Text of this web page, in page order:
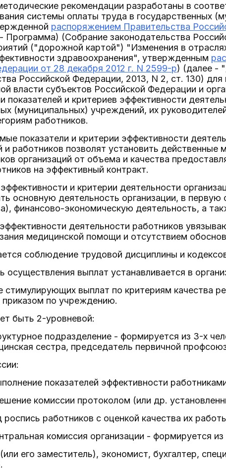
рекомендации разработаны в
системы оплаты труда в государственных
распоряжением Правительства
Программа) (Собрание законодательства
("дорожной картой") "Изменения в
здравоохранения", утвержденным
от 28 декабря 2012 г. N 2599-р) (далее -
Российской Федерации, 2013, N 2, ст. 130) для
власти субъектов Российской Федерации и
показателей и критериев эффективности
(муниципальных) учреждений, их
работников.
показатели и критерии эффективности
и работников позволят установить
организаций от объема и качества
на эффективный контракт.
и критерии деятельности
основную деятельность организации, в
финансово-экономическую деятельность, а
деятельности работников
медицинской помощи и отсутствием
соблюдение трудовой дисциплины и
осуществления выплат устанавливается в
стимулирующих выплат по критериям качества
по учреждению.
быть 2-уровневой:
подразделение - формируется из 3-х
сестра, председатель первичной
показателей эффективности
комиссии протоколом (или др.
работников с оценкой качества их
комиссия организации - формируется из
его заместитель), экономист, бухгалтер,